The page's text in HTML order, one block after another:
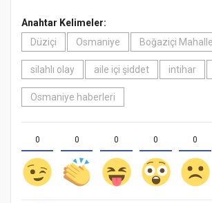
Anahtar Kelimeler:
Düziçi
Osmaniye Boğaziçi
silahlı olay aile içi şiddet intihar
Osmaniye haberleri
0 0 0 0 0